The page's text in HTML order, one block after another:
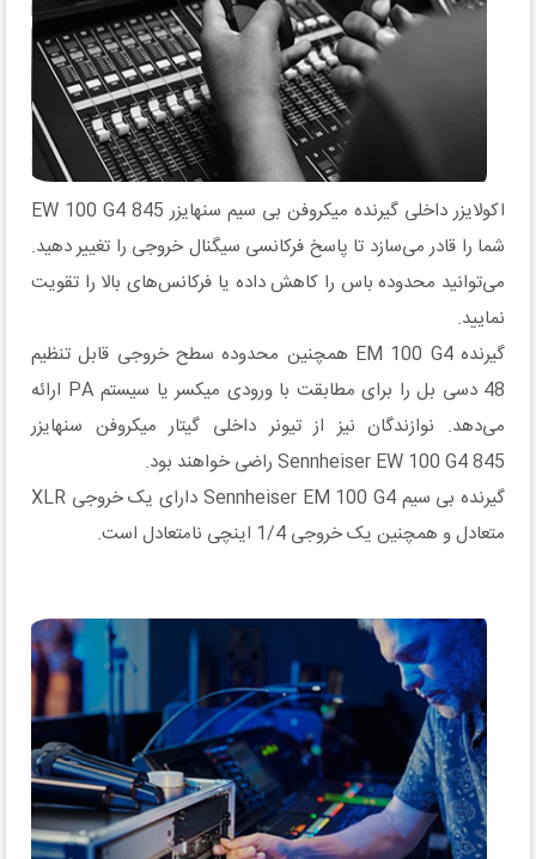
اکولایزر داخلی گیرنده میکروفن بی سیم سنهایزر EW 100 G4 845
شما را قادر می‌سازد تا پاسخ فرکانسی سیگنال خروجی را تغییر دهید.
می‌توانید محدوده باس را کاهش داده یا فرکانس‌های بالا را تقویت
نمایید.
گیرنده EM 100 G4 همچنین محدوده سطح خروجی قابل تنظیم
48 دسی بل را برای مطابقت با ورودی میکسر یا سیستم PA ارائه
می‌دهد. نوازندگان نیز از تیونر داخلی گیتار میکروفن سنهایزر
Sennheiser EW 100 G4 845 راضی خواهند بود.
گیرنده بی سیم Sennheiser EM 100 G4 دارای یک خروجی XLR
متعادل و همچنین یک خروجی 1/4 اینچی نامتعادل است.